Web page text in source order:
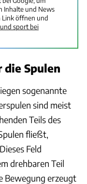
Inhalte und News
Link öffnen und
sport bei
Spulen
sogenannte
sind meist
Teils des
fließt,
Feld
drehbaren Teil
Bewegung erzeugt